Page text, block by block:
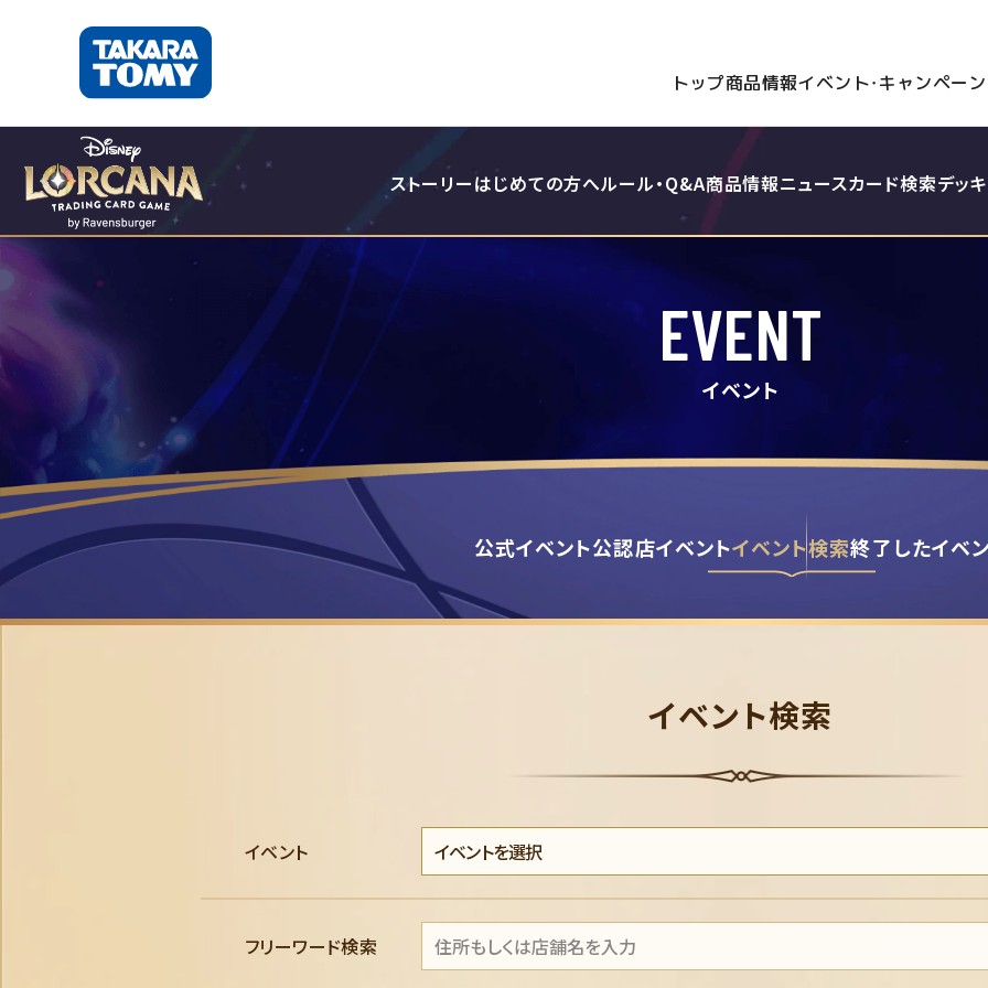
トップ商品情報イベント・キャンペーン
ストーリーはじめての方へルール・Q&A商品情報ニュースカード検索デッ
EVENT
イベント
公式イベント公認店イベントイベント検索終了したイベ
イベント検索
イベント
フリーワード検索